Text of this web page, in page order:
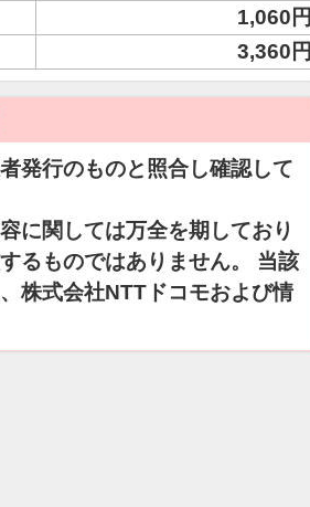
1,060円
3,360円
発行のものと照合し確認して
に関しては万全を期しており
るものではありません。 当該
株式会社NTTドコモおよび情